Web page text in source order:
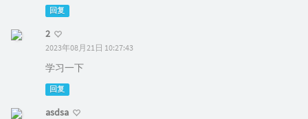
回复
2
2023年08月21日 10:27:43
学习一下
回复
asdsa